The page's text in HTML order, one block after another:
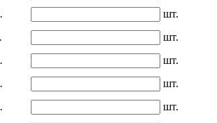
шт.
шт.
шт.
шт.
шт.